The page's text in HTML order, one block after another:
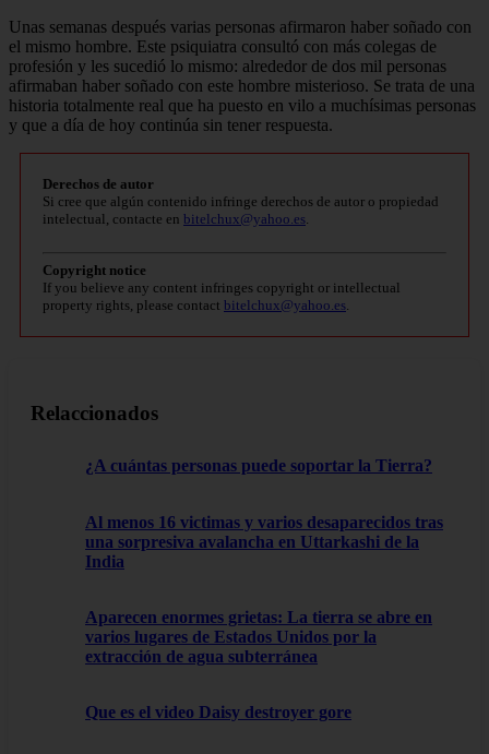
Unas semanas después varias personas afirmaron haber soñado con
el mismo hombre. Este psiquiatra consultó con más colegas de
profesión y les sucedió lo mismo: alrededor de dos mil personas
afirmaban haber soñado con este hombre misterioso. Se trata de una
historia totalmente real que ha puesto en vilo a muchísimas personas
y que a día de hoy continúa sin tener respuesta.
Derechos de autor
Si cree que algún contenido infringe derechos de autor o propiedad
intelectual, contacte en bitelchux@yahoo.es
Copyright notice
If you believe any content infringes copyright or intellectual
property rights, please contact bitelchux@yahoo.es
Relaccionados
¿A cuántas personas puede soportar la Tierra?
Al menos 16 victimas y varios desaparecidos tras
una sorpresiva avalancha en Uttarkashi de la
India
Aparecen enormes grietas: La tierra se abre en
varios lugares de Estados Unidos por la
extracción de agua subterránea
Que es el video Daisy destroyer gore